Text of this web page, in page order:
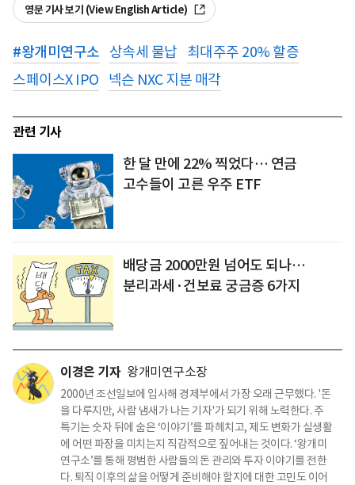
영문 기사 보기 (View English Article)
#왕개미연구소 상속세 물납
최대주주 20% 할증
스페이스X IPO
넥슨 NXC 지분 매각
관련 기사
한 달 만에 22% 찍었다… 연금
고수들이 고른 우주 ETF
배당금 2000만원 넘어도 되나…
분리과세·건보료 궁금증 6가지
이경은 기자 왕개미연구소장
2000년 조선일보에 입사해 경제부에서 가장 오래 근무했다. '돈
을 다루지만, 사람 냄새가 나는 기자'가 되기 위해 노력한다. 주
특기는 숫자 뒤에 숨은 ‘이야기’를 파헤치고, 제도 변화가 실생활
에 어떤 파장을 미치는지 직감적으로 짚어내는 것이다. ‘왕개미
연구소’를 통해 평범한 사람들의 돈 관리와 투자 이야기를 전한
다. 퇴직 이후의 삶을 어떻게 준비해야 할지에 대한 고민도 이어